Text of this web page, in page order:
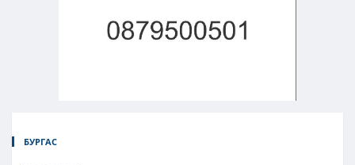
БУРГАС